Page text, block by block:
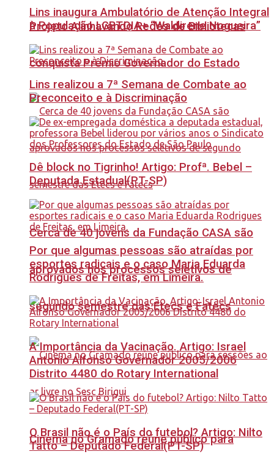
Projeto Alinhavando Redes de Bibliotecas
conquista Prêmio Governador do Estado
Cerca de 40 jovens da Fundação CASA são
aprovados nos processos seletivos de
segundo semestre das Etecs e Fatecs
Cinema no Gramado reúne público para
Lins inaugura Ambulatório de Atenção Integral
à População LGBTQIA+ “Waldirene Nogueira”
Lins realizou a 7ª Semana de Combate ao
Preconceito e à Discriminação
Dê block no Tigrinho! Artigo: Profª. Bebel –
Deputada Estadual(PT-SP)
Por que algumas pessoas são atraídas por
esportes radicais e o caso Maria Eduarda
Rodrigues de Freitas, em Limeira.
A Importância da Vacinação. Artigo: Israel
Antonio Alfonso Governador 2005/2006
Distrito 4480 do Rotary International
O Brasil não é o País do futebol? Artigo: Nilto
Tatto – Deputado Federal(PT-SP)